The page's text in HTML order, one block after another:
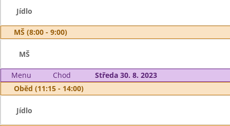
Jídlo
MŠ (8:00 - 9:00)
MŠ
Menu Chod
Středa 30. 8. 2023
Oběd (11:15 - 14:00)
Jídlo